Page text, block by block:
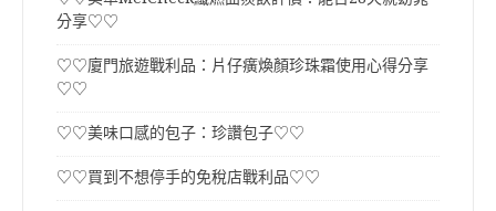
分享♡♡
♡♡廈門旅遊戰利品：片仔癀煥顏珍珠霜使用心得分享
♡♡
♡♡美味口感的包子：珍讚包子♡♡
♡♡買到不想停手的免稅店戰利品♡♡